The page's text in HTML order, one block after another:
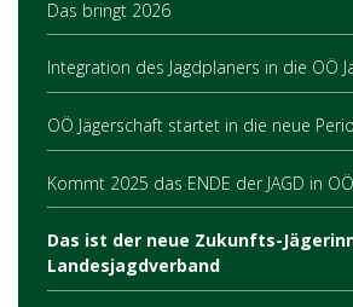
Das bringt 2026
Integration des Jagdplaners in die OÖ
OÖ Jägerschaft startet in die neue
Kommt 2025 das ENDE der JAGD in
Das ist der neue Zukunfts-
Landesjagdverband